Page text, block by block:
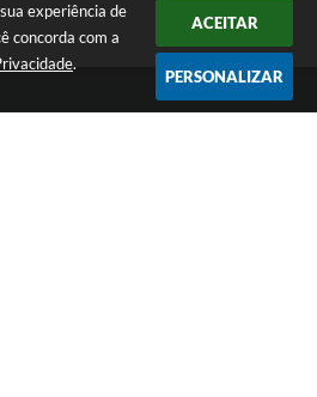
experiência de
concorda com a
.
ACEITAR
PERSONALIZAR
(14) 33871900